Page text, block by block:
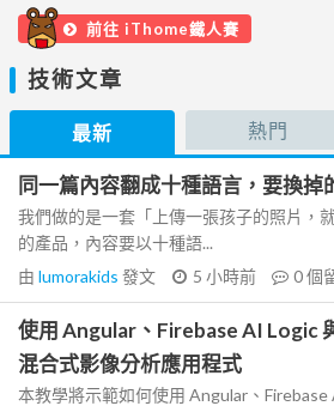
前往 iThome鐵人賽
技術文章
最新 熱門
同一篇內容翻成十種語言，要換掉
我們做的是一套「上傳一張孩子的照片，
的產品，內容要以十種語...
由 lumorakids 發文 5 小時前 0個
使用 Angular、Firebase AI Logic
混合式影像分析應用程式
本教學將示範如何使用 Angular、Firebase